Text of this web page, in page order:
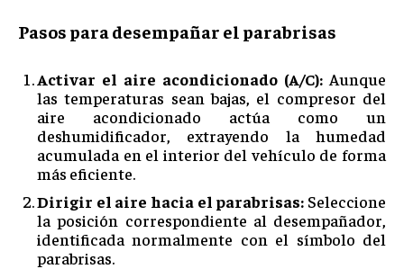
Pasos para desempañar el parabrisas
Activar el aire acondicionado (A/C): Aunque
las temperaturas sean bajas, el compresor del
aire acondicionado actúa como un
deshumidificador, extrayendo la humedad
acumulada en el interior del vehículo de forma
más eficiente.
Dirigir el aire hacia el parabrisas: Seleccione
la posición correspondiente al desempañador,
identificada normalmente con el símbolo del
parabrisas.